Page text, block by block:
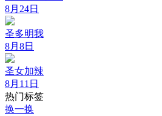
8月24日
圣多明我
8月8日
圣女加辣
8月11日
热门标签
换一换